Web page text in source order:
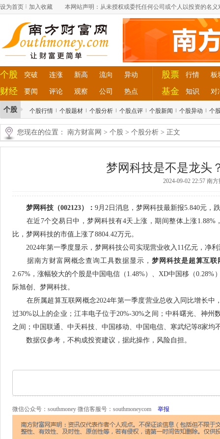
设为首页 加入收藏 本网站声明：从未授权或委托任何公司或个人以投资的名
个股 突破 连涨 新高 流向 异动
财经 要闻 评论 观察 公司 热点
股票 行情 板
基金 知识 对
个股 个股行情 个股题材 个股分析 个股点评 个股新闻 个股异动 个
您现在的位置： 南方财富网 > 个股 > 个股分析 > 正文
梦网科技是不是龙头
2024-09-02 22:57 南
梦网科技（002123）： 9月2日消息，梦网科技最新报5.840元，
在近7个交易日中，梦网科技有4天上涨，期间整体上涨1.88%
比，梦网科技的市值上涨了8804.42万元。
2024年第一季度显示，梦网科技公司实现营业收入11亿元，净利
据南方财富网概念查询工具数据显示， 梦网科技是超算互联
2.67%，涨幅较大的个股是中国电信（1.48%）、XD中国移（
际旭创、梦网科技。
在所属超算互联网概念2024年第一季度营业总收入同比增长中
过30%以上的企业；江丰电子位于20%-30%之间；中科曙光、神州
之间；中国联通、中天科技、中国移动、中国电信、寒武纪等8家均
数据仅参考，不构成投资建议，据此操作，风险自担。
微信公众号：southmoney 微信客服号：southmoneycom 举报